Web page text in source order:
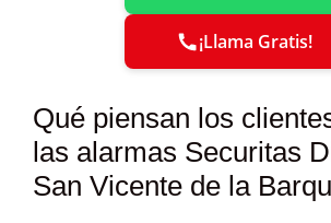
¡Llama Gratis!
Qué piensan los
las alarmas Securitas
San Vicente de la